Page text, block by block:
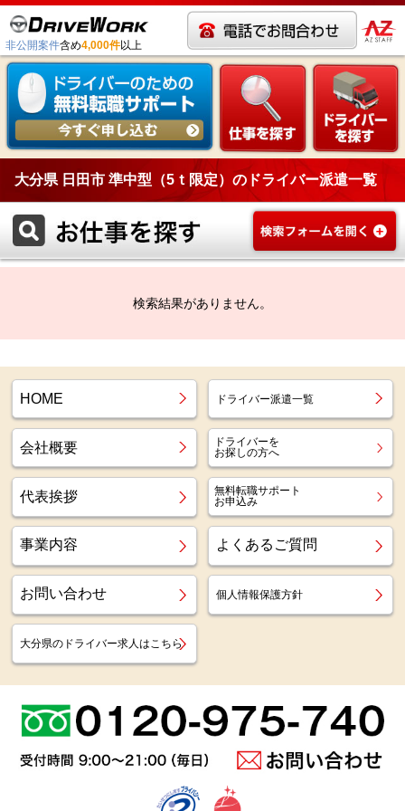
非公開案件含め4,000件以上
大分県 日田市 準中型（5ｔ限定）のドライバー派遣一覧
検索結果がありません。
HOME ドライバー派遣一覧
会社概要
ドライバーを
お探しの方へ
代表挨拶
無料転職サポート
お申込み
事業内容 よくあるご質問
お問い合わせ 個人情報保護方針
大分県のドライバー求人はこちら